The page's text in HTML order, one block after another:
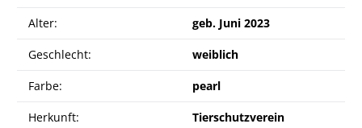
Alter: geb. Juni 2023
Geschlecht: weiblich
Farbe: pearl
Herkunft: Tierschutzverein